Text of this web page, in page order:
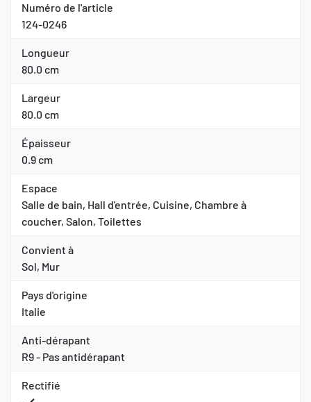
Numéro de l'article
124-0246
Longueur
80.0 cm
Largeur
80.0 cm
Épaisseur
0.9 cm
Espace
Salle de bain, Hall d'entrée, Cuisine, Chambre à
coucher, Salon, Toilettes
Convient à
Sol, Mur
Pays d'origine
Italie
Anti-dérapant
R9 - Pas antidérapant
Rectifié